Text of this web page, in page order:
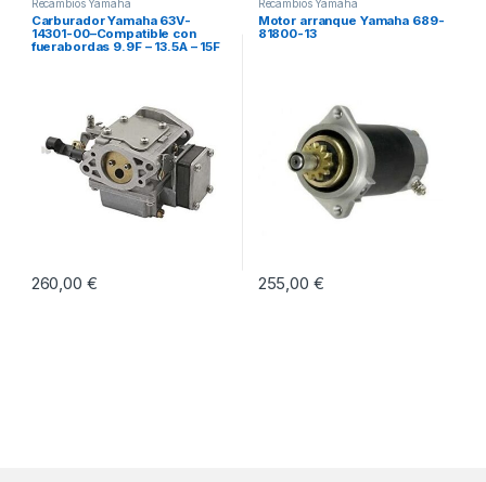
Recambios Yamaha
Carburador Yamaha 63V-
14301-00–Compatible con
fuerabordas 9.9F – 13.5A – 15F
260,00 €
Recambios Yamaha
Motor arranque Yamaha 689-
81800-13
255,00 €